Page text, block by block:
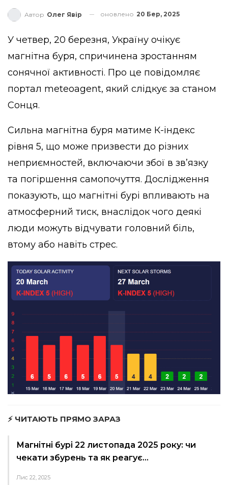
Автор Олег Явір оновлено 20 Бер, 2025
У четвер, 20 березня, Україну очікує
магнітна буря, спричинена зростанням
сонячної активності. Про це повідомляє
портал meteoagent, який слідкує за станом
Сонця.
Сильна магнітна буря матиме К-індекс
рівня 5, що може призвести до різних
неприємностей, включаючи збої в зв’язку
та погіршення самопочуття. Дослідження
показують, що магнітні бурі впливають на
атмосферний тиск, внаслідок чого деякі
люди можуть відчувати головний біль,
втому або навіть стрес.
⚡ ЧИТАЮТЬ ПРЯМО ЗАРАЗ
Магнітні бурі 22 листопада 2025 року: чи
чекати збурень та як реагує…
Лис 22, 2025